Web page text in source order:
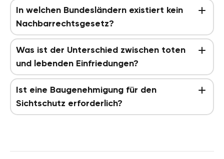
In welchen Bundesländern existiert kein
Nachbarrechtsgesetz?
Was ist der Unterschied zwischen toten
und lebenden Einfriedungen?
Ist eine Baugenehmigung für den
Sichtschutz erforderlich?